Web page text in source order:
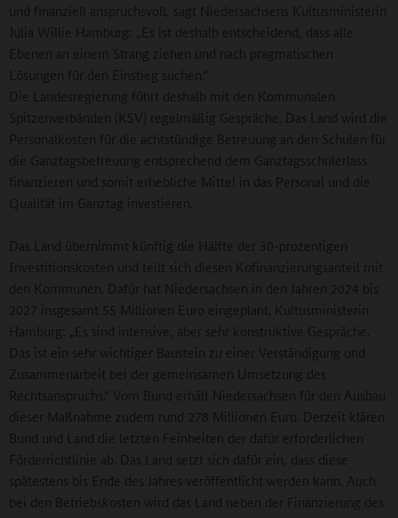
und finanziell anspruchsvoll, sagt Niedersachsens Kultusministerin
Julia Willie Hamburg: „Es ist deshalb entscheidend, dass alle
Ebenen an einem Strang ziehen und nach pragmatischen
Lösungen für den Einstieg suchen.“
Die Landesregierung führt deshalb mit den Kommunalen
Spitzenverbänden (KSV) regelmäßig Gespräche. Das Land wird die
Personalkosten für die achtstündige Betreuung an den Schulen für
die Ganztagsbetreuung entsprechend dem Ganztagsschulerlass
finanzieren und somit erhebliche Mittel in das Personal und die
Qualität im Ganztag investieren.
Das Land übernimmt künftig die Hälfte der 30-prozentigen
Investitionskosten und teilt sich diesen Kofinanzierungsanteil mit
den Kommunen. Dafür hat Niedersachsen in den Jahren 2024 bis
2027 insgesamt 55 Millionen Euro eingeplant. Kultusministerin
Hamburg: „Es sind intensive, aber sehr konstruktive Gespräche.
Das ist ein sehr wichtiger Baustein zu einer Verständigung und
Zusammenarbeit bei der gemeinsamen Umsetzung des
Rechtsanspruchs.“ Vom Bund erhält Niedersachsen für den Ausbau
dieser Maßnahme zudem rund 278 Millionen Euro. Derzeit klären
Bund und Land die letzten Feinheiten der dafür erforderlichen
Förderrichtlinie ab. Das Land setzt sich dafür ein, dass diese
spätestens bis Ende des Jahres veröffentlicht werden kann. Auch
bei den Betriebskosten wird das Land neben der Finanzierung des